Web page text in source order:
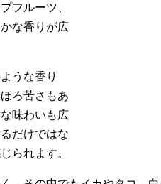
フルーツ、
な香りが広
うな香り
ろ苦さもあ
味わいも広
だけではな
られます。